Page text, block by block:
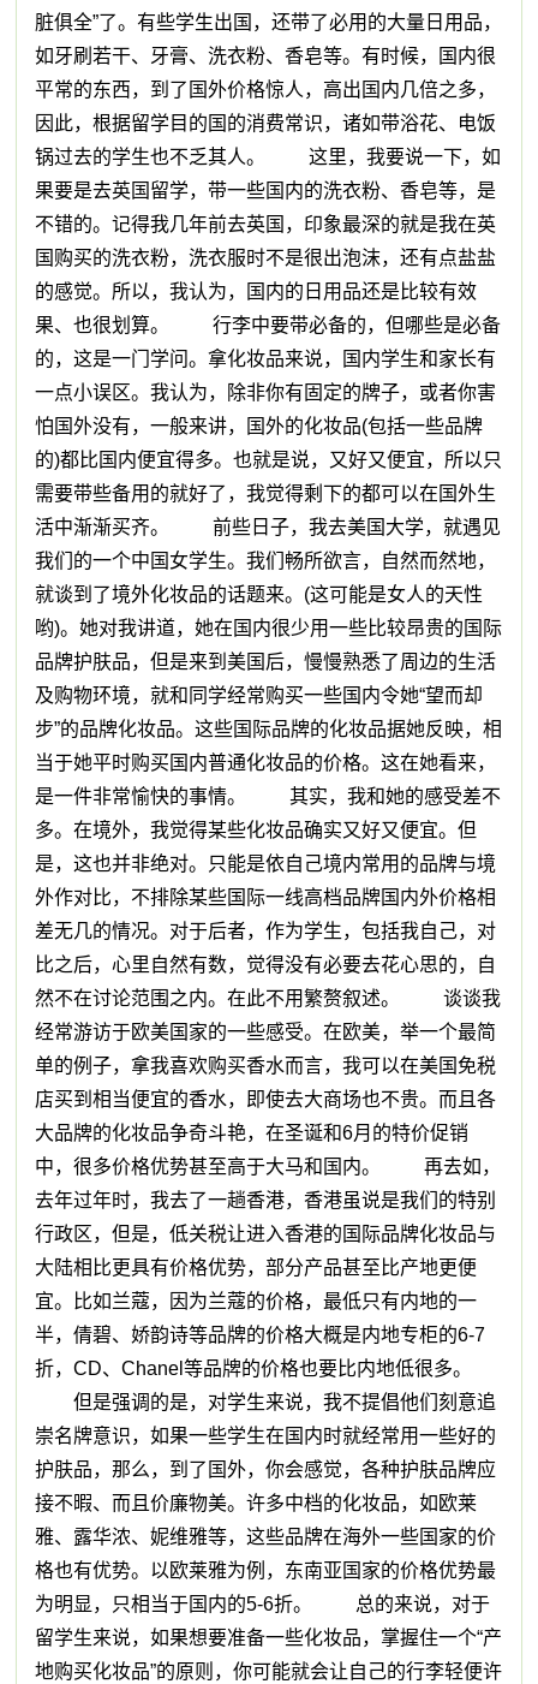
脏俱全”了。有些学生出国，还带了必用的大量日用品，
如牙刷若干、牙膏、洗衣粉、香皂等。有时候，国内很
平常的东西，到了国外价格惊人，高出国内几倍之多，
因此，根据留学目的国的消费常识，诸如带浴花、电饭
锅过去的学生也不乏其人。 这里，我要说一下，如
果要是去英国留学，带一些国内的洗衣粉、香皂等，是
不错的。记得我几年前去英国，印象最深的就是我在英
国购买的洗衣粉，洗衣服时不是很出泡沫，还有点盐盐
的感觉。所以，我认为，国内的日用品还是比较有效
果、也很划算。 行李中要带必备的，但哪些是必备
的，这是一门学问。拿化妆品来说，国内学生和家长有
一点小误区。我认为，除非你有固定的牌子，或者你害
怕国外没有，一般来讲，国外的化妆品(包括一些品牌
的)都比国内便宜得多。也就是说，又好又便宜，所以只
需要带些备用的就好了，我觉得剩下的都可以在国外生
活中渐渐买齐。 前些日子，我去美国大学，就遇见
我们的一个中国女学生。我们畅所欲言，自然而然地，
就谈到了境外化妆品的话题来。(这可能是女人的天性
哟)。她对我讲道，她在国内很少用一些比较昂贵的国际
品牌护肤品，但是来到美国后，慢慢熟悉了周边的生活
及购物环境，就和同学经常购买一些国内令她“望而却
步”的品牌化妆品。这些国际品牌的化妆品据她反映，相
当于她平时购买国内普通化妆品的价格。这在她看来，
是一件非常愉快的事情。 其实，我和她的感受差不
多。在境外，我觉得某些化妆品确实又好又便宜。但
是，这也并非绝对。只能是依自己境内常用的品牌与境
外作对比，不排除某些国际一线高档品牌国内外价格相
差无几的情况。对于后者，作为学生，包括我自己，对
比之后，心里自然有数，觉得没有必要去花心思的，自
然不在讨论范围之内。在此不用繁赘叙述。 谈谈我
经常游访于欧美国家的一些感受。在欧美，举一个最简
单的例子，拿我喜欢购买香水而言，我可以在美国免税
店买到相当便宜的香水，即使去大商场也不贵。而且各
大品牌的化妆品争奇斗艳，在圣诞和6月的特价促销
中，很多价格优势甚至高于大马和国内。 再去如，
去年过年时，我去了一趟香港，香港虽说是我们的特别
行政区，但是，低关税让进入香港的国际品牌化妆品与
大陆相比更具有价格优势，部分产品甚至比产地更便
宜。比如兰蔻，因为兰蔻的价格，最低只有内地的一
半，倩碧、娇韵诗等品牌的价格大概是内地专柜的6-7
折，CD、Chanel等品牌的价格也要比内地低很多。
但是强调的是，对学生来说，我不提倡他们刻意追
崇名牌意识，如果一些学生在国内时就经常用一些好的
护肤品，那么，到了国外，你会感觉，各种护肤品牌应
接不暇、而且价廉物美。许多中档的化妆品，如欧莱
雅、露华浓、妮维雅等，这些品牌在海外一些国家的价
格也有优势。以欧莱雅为例，东南亚国家的价格优势最
为明显，只相当于国内的5-6折。 总的来说，对于
留学生来说，如果想要准备一些化妆品，掌握住一个“产
地购买化妆品”的原则，你可能就会让自己的行李轻便许